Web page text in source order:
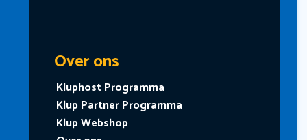
Over ons
Kluphost Programma
Klup Partner Programma
Klup Webshop